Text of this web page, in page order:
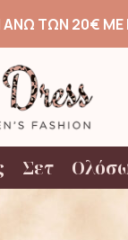
ΤΩΝ 20€ ΜΕ
Σετ